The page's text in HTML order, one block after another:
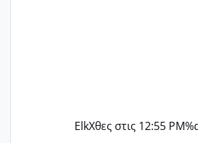
ElkΧθες στις 12:55 PM